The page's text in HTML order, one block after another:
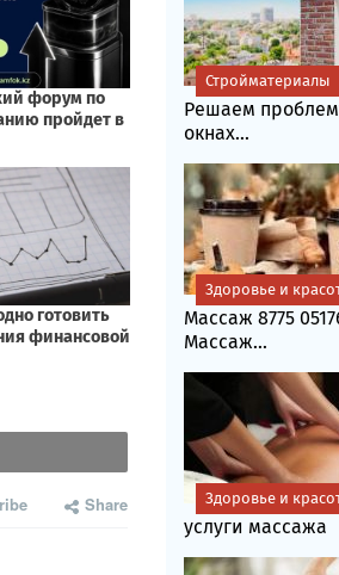
Share
Решаем
окнах...
Стройматериалы
Массаж 8775
Массаж...
Здоровье и
услуги массажа
Здоровье и